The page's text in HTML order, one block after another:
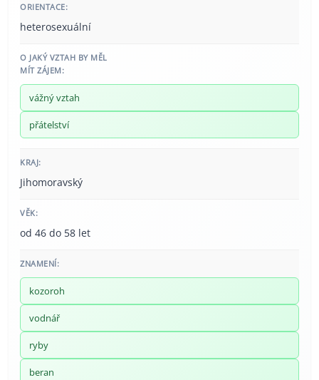
ORIENTACE:
heterosexuální
O JAKÝ VZTAH BY MĚL
MÍT ZÁJEM:
vážný vztah
přátelství
KRAJ:
Jihomoravský
VĚK:
od 46 do 58 let
ZNAMENÍ:
kozoroh
vodnář
ryby
beran